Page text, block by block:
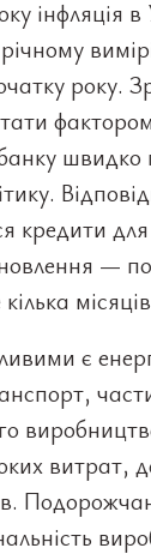
інфляція
річному
року.
швидко
кредити для
—
є
витрат,